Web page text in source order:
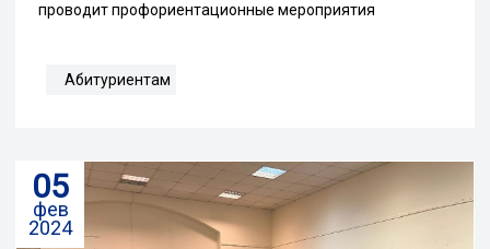
проводит профориентационные мероприятия
Абитуриентам
05
фев
2024